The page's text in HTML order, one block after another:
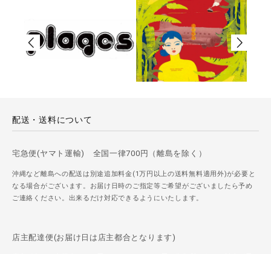
配送・送料について
宅急便(ヤマト運輸) 全国一律700円（離島を除く）
沖縄など離島への配送は別途追加料金(1万円以上の送料無料適用外)が必要と
なる場合がございます。お届け日時のご指定等ご希望がございましたら予め
ご連絡ください。出来るだけ対応できるようにいたします。
店主配達便(お届け日は店主都合となります)